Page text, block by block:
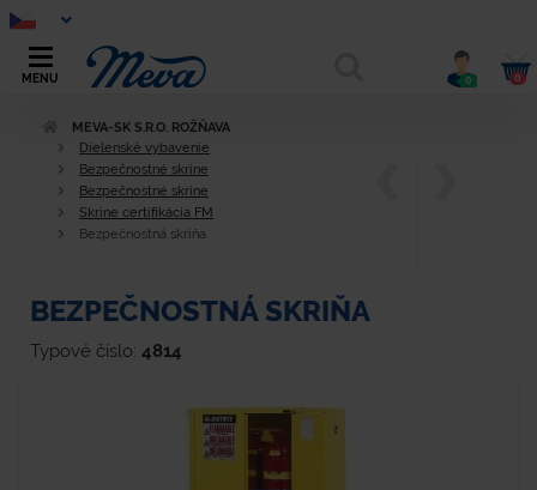
MENU 0 0
MEVA-SK S.R.O. ROŽŇAVA
Dielenské vybavenie
Bezpečnostné skrine
Bezpečnostné skrine
Skrine certifikácia FM
Bezpečnostná skriňa
BEZPEČNOSTNÁ SKRIŇA
Typové číslo: 4814